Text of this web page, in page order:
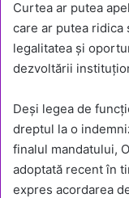
Curtea ar putea
care ar putea
legalitatea și
dezvoltării
Deși legea de
dreptul la o
finalul mandatului,
adoptată recent în
expres acordarea